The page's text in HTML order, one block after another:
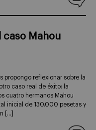
caso Mahou
propongo reflexionar sobre la
caso real de éxito: la
cuatro hermanos Mahou
inicial de 130.000 pesetas y
[…]